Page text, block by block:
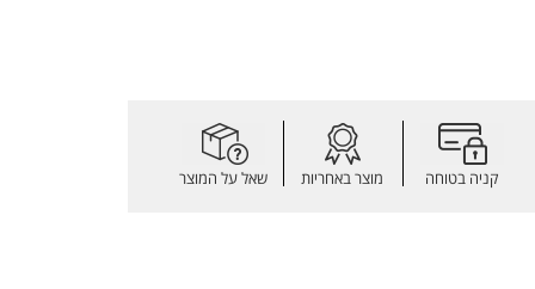
קניה בטוחה מוצר באחריות שאל על המוצר